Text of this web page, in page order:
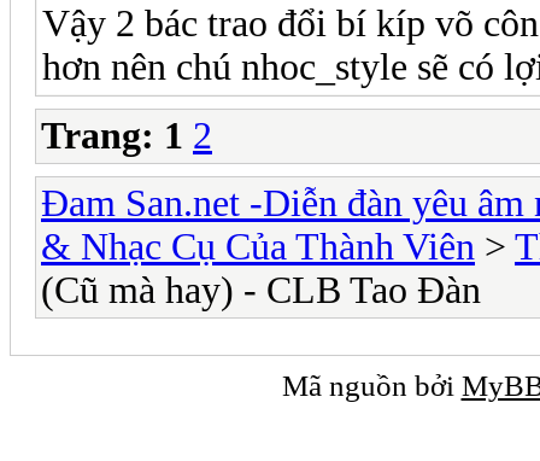
Vậy 2 bác trao đổi bí kíp võ
hơn nên chú nhoc_style sẽ có
Trang: 1 2
Đam San.net -Diễn đàn yêu âm
& Nhạc Cụ Của Thành Viên >
(Cũ mà hay) - CLB Tao Đàn
Mã nguồn bởi